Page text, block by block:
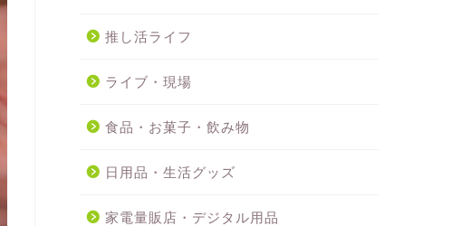
推し活ライフ
ライブ・現場
食品・お菓子・飲み物
日用品・生活グッズ
家電量販店・デジタル用品